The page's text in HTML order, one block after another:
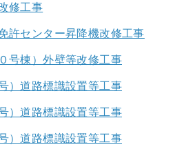
修工事
許センター昇降機改修工事
号棟）外壁等改修工事
）道路標識設置等工事
）道路標識設置等工事
）道路標識設置等工事